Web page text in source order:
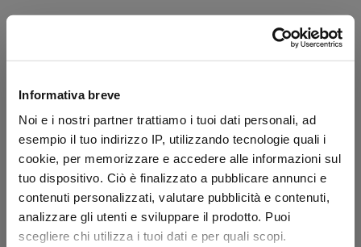
Informativa breve
Noi e i nostri partner trattiamo i tuoi dati personali, ad
esempio il tuo indirizzo IP, utilizzando tecnologie quali i
cookie, per memorizzare e accedere alle informazioni sul
tuo dispositivo. Ciò è finalizzato a pubblicare annunci e
contenuti personalizzati, valutare pubblicità e contenuti,
analizzare gli utenti e sviluppare il prodotto. Puoi
scegliere chi utilizza i tuoi dati e per quali scopi.